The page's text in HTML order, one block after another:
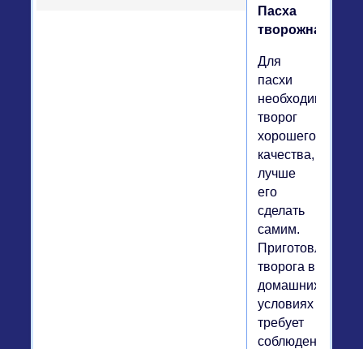
Пасха
творожная
Для
пасхи
необходим
творог
хорошего
качества,
лучше
его
сделать
самим.
Приготовление
творога в
домашних
условиях
требует
соблюдения